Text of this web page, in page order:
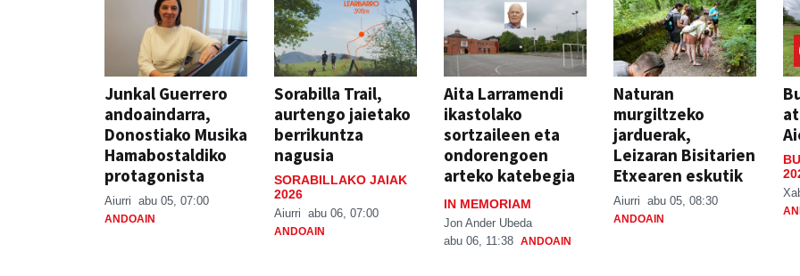
Junkal Guerrero
andoaindarra,
Donostiako Musika
Hamabostaldiko
protagonista
Aiurri abu 05, 07:00
ANDOAIN
Sorabilla Trail,
aurtengo jaietako
berrikuntza
nagusia
SORABILLAKO JAIAK
2026
Aiurri abu 06, 07:00
ANDOAIN
Aita Larramendi
ikastolako
sortzaileen eta
ondorengoen
arteko katebegia
IN MEMORIAM
Jon Ander Ubeda
abu 06, 11:38 ANDOAIN
Naturan
murgiltzeko
jarduerak,
Leizaran Bisitarien
Etxearen eskutik
Aiurri abu 05, 08:30
ANDOAIN